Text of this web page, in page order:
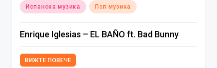
Posted
in
Испанска музика Поп музика
Enrique Iglesias – EL BAÑO ft. Bad Bunny
ВИЖТЕ ПОВЕЧЕ